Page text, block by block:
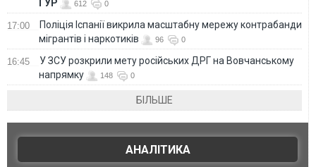
ГУР
612 0
17:00
Поліція Іспанії викрила масштабну мережу контрабанди
мігрантів і наркотиків
96 0
16:45
У ЗСУ розкрили мету російських ДРГ на Вовчанському
напрямку
148 0
БІЛЬШЕ
АНАЛІТИКА